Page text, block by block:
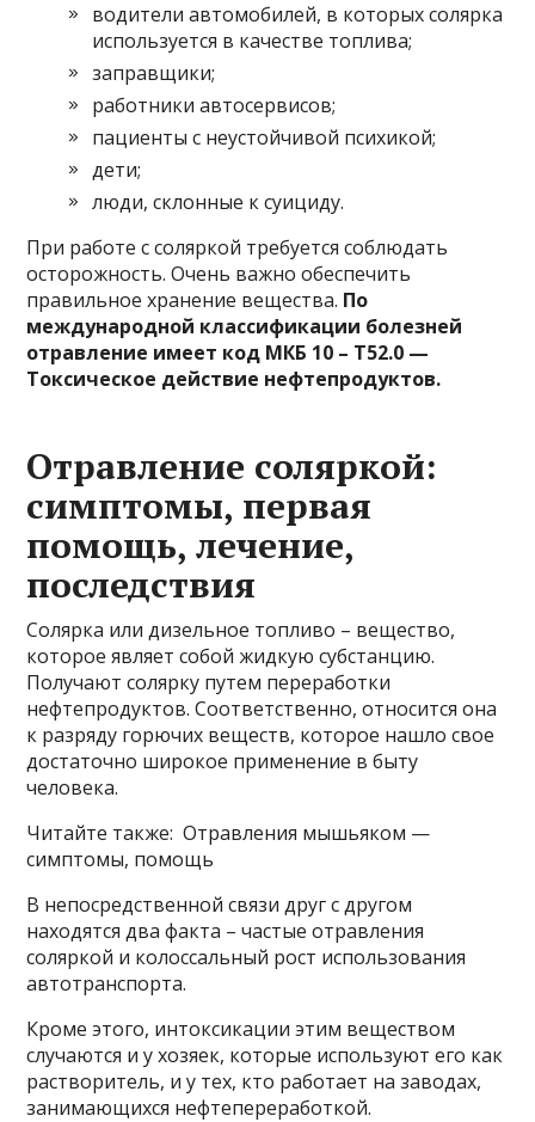
водители автомобилей, в которых солярка
используется в качестве топлива;
заправщики;
работники автосервисов;
пациенты с неустойчивой психикой;
дети;
люди, склонные к суициду.
При работе с соляркой требуется соблюдать
осторожность. Очень важно обеспечить
правильное хранение вещества. По
международной классификации болезней
отравление имеет код МКБ 10 – Т52.0 —
Токсическое действие нефтепродуктов.
Отравление соляркой:
симптомы, первая
помощь, лечение,
последствия
Солярка или дизельное топливо – вещество,
которое являет собой жидкую субстанцию.
Получают солярку путем переработки
нефтепродуктов. Соответственно, относится она
к разряду горючих веществ, которое нашло свое
достаточно широкое применение в быту
человека.
Читайте также: Отравления мышьяком —
симптомы, помощь
В непосредственной связи друг с другом
находятся два факта – частые отравления
соляркой и колоссальный рост использования
автотранспорта.
Кроме этого, интоксикации этим веществом
случаются и у хозяек, которые используют его как
растворитель, и у тех, кто работает на заводах,
занимающихся нефтепереработкой.